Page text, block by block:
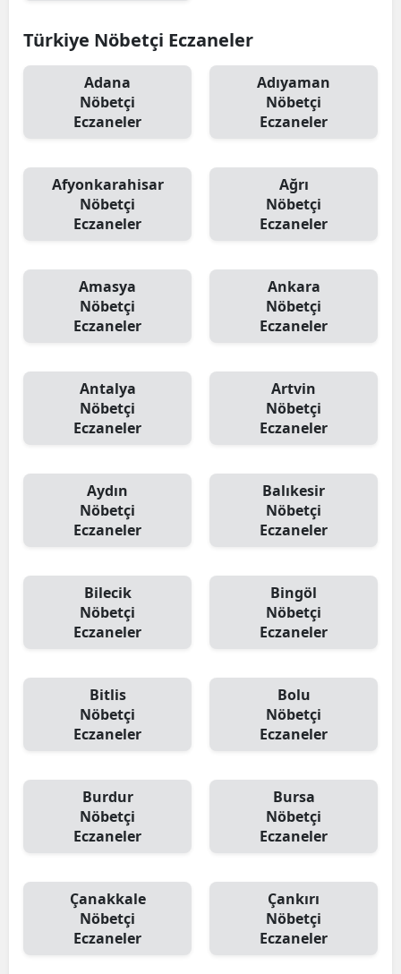
Türkiye Nöbetçi Eczaneler
Adana
Nöbetçi
Eczaneler
Adıyaman
Nöbetçi
Eczaneler
Afyonkarahisar
Nöbetçi
Eczaneler
Ağrı
Nöbetçi
Eczaneler
Amasya
Nöbetçi
Eczaneler
Ankara
Nöbetçi
Eczaneler
Antalya
Nöbetçi
Eczaneler
Artvin
Nöbetçi
Eczaneler
Aydın
Nöbetçi
Eczaneler
Balıkesir
Nöbetçi
Eczaneler
Bilecik
Nöbetçi
Eczaneler
Bingöl
Nöbetçi
Eczaneler
Bitlis
Nöbetçi
Eczaneler
Bolu
Nöbetçi
Eczaneler
Burdur
Nöbetçi
Eczaneler
Bursa
Nöbetçi
Eczaneler
Çanakkale
Nöbetçi
Eczaneler
Çankırı
Nöbetçi
Eczaneler